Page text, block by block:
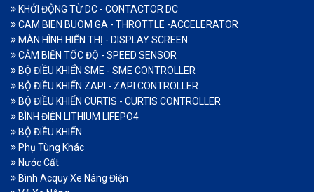
KHỞI ĐỘNG TỪ DC - CONTACTOR DC
CAM BIEN BUOM GA - THROTTLE -ACCELERATOR
MÀN HÌNH HIỂN THỊ - DISPLAY SCREEN
CẢM BIẾN TỐC ĐỘ - SPEED SENSOR
BỘ ĐIỀU KHIỂN SME - SME CONTROLLER
BỘ ĐIỀU KHIỂN ZAPI - ZAPI CONTROLLER
BỘ ĐIỀU KHIỂN CURTIS - CURTIS CONTROLLER
BÌNH ĐIỆN LITHIUM LIFEPO4
BỘ ĐIỀU KHIỂN
Phụ Tùng Khác
Nước Cất
Bình Acquy Xe Nâng Điện